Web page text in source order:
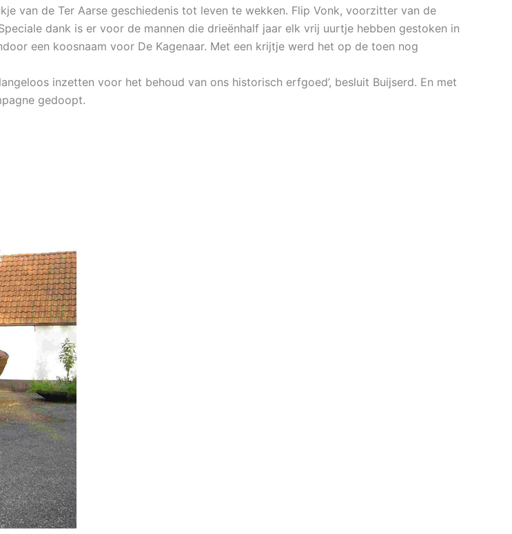
van de Ter Aarse geschiedenis tot leven te wekken. Flip Vonk, voorzitter van de
dank is er voor de mannen die drieënhalf jaar elk vrij uurtje hebben gestoken in
een koosnaam voor De Kagenaar. Met een krijtje werd het op de toen nog
inzetten voor het behoud van ons historisch erfgoed’, besluit Buijserd. En met
gedoopt.